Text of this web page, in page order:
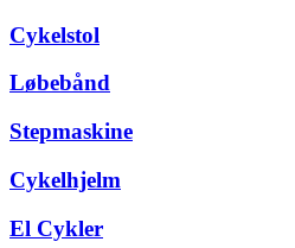
Cykelstol
Løbebånd
Stepmaskine
Cykelhjelm
El Cykler